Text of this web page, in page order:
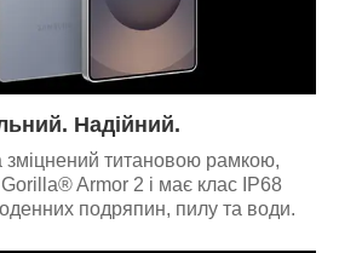
Надійний.
титановою рамкою,
Armor 2 і має клас IP68
подряпин, пилу та води.